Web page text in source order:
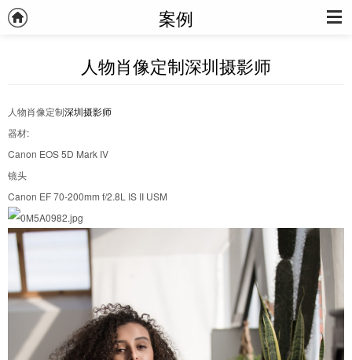
案例
人物肖像定制深圳摄影师
人物肖像定制深圳摄影师
器材:
Canon EOS 5D Mark IV
镜头
Canon EF 70-200mm f/2.8L IS II USM